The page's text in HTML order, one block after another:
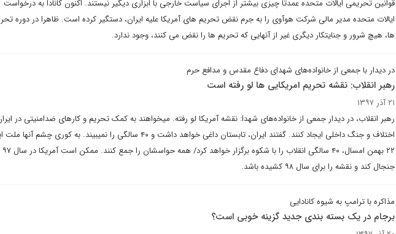
قوانین تحریمی ایالات متحده عمدتا چیزی بیشتر از اجرای سیاست خارجی با ابزاری دیگیر نیستند. اکنون کانادا به درخواست
ایالات متحده مدیر مالی شرکت هوآوی را به جرم نقض تحریم های آمریکا علیه ایران، دستگیر کرده است. ظاهرا در دوره
ها، هیچ شرور و جنایتکار دیگری غیر از آنهایی که تحریم ها را نقض می کنند، وجود ندارد.
در دیدار با جمعی از خانواده‌های شهدای دفاع مقدس و مدافع حرم
رهبر انقلاب: نقشه تحریم امریکایی ها لو رفته است
۲۱ آذر ۱۳۹۷
رهبر انقلاب، در دیدار جمعی از خانواده‌های شهدا: نقشه آمریکا لو رفته. میخواهند به کمک تحریم و کارهای ضدامنیتی در
اختلاف و جنگ داخلی ایجاد کنند. گفتند ایران، تابستان داغی خواهد داشت و ۴۰ سالگی را نمیبیند. به کوری چشم
۲۲ بهمن امسال، ۴۰ سالگی انقلاب را با شکوه برگزار خواهد کرد/ همه حواسشان را جمع کنند. ممکن است آمریکا در سال ۹۷
جنجال کند و نقشه را برای سال ۹۸ کشیده باشد.
مذاکره با ترامپ به شیوه کانادایی
برجام در یک بسته بندی جدید گزینه خوبی است؟